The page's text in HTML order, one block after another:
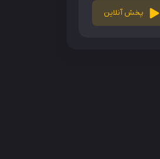
پخش آنلاین